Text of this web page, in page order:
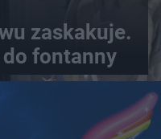
zaskakuje.
fontanny